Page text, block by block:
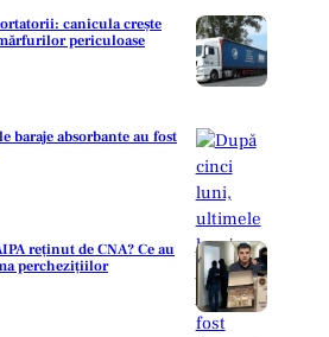
canicula crește
periculoase
absorbante au fost
reținut de CNA? Ce au
perchezițiilor